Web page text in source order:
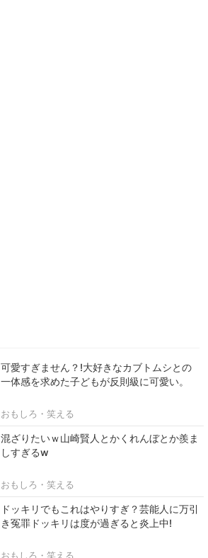
可愛すぎません？!大好きなカブトムシとの
一体感を求めた子どもが反則級に可愛い。
おもしろ・笑える
混ざりたいｗ山崎賢人とかくれんぼとか羨ま
しすぎるw
おもしろ・笑える
ドッキリでもこれはやりすぎ？芸能人に万引
き冤罪ドッキリは度が過ぎると炎上中!
おもしろ・笑える